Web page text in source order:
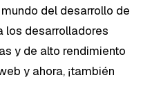
del desarrollo de
los desarrolladores
y de alto rendimiento
y ahora, ¡también